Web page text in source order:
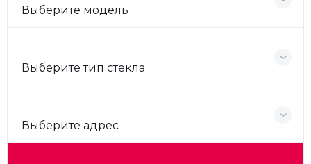
Выберите модель
Выберите тип стекла
Выберите адрес